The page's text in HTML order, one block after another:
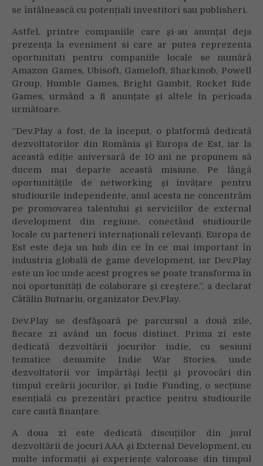
se întâlnească cu potențiali investitori sau publisheri.
Astfel, printre companiile care și-au anunțat deja
prezența la eveniment si care ar putea reprezenta
oportunitati pentru companiile locale se numără
Amazon Games, Ubisoft, Gameloft, Sharkmob, Powell
Group, Humble Games, Bright Gambit, Rocket Ride
Games, urmând a fi anunțate și altele în perioada
următoare.
“Dev.Play a fost, de la început, o platformă dedicată
dezvoltatorilor din România și Europa de Est, iar la
această ediție aniversară de 10 ani ne propunem să
ducem mai departe această misiune. Pe lângă
oportunitățile de networking și învățare pentru
studiourile independente, anul acesta ne concentrăm
pe promovarea talentului și serviciilor de external
development din regiune, conectând studiourile
locale cu parteneri internaționali relevanți. Europa de
Est este deja un hub din ce în ce mai important în
industria globală de game development, iar Dev.Play
este un loc unde acest progres se poate transforma în
noi oportunități de colaborare și creștere.”, a declarat
Cătălin Butnariu, organizator Dev.Play.
Dev.Play se desfășoară pe parcursul a două zile,
fiecare zi având un focus distinct. Prima zi este
dedicată dezvoltării jocurilor indie, cu sesiuni
tematice denumite Indie War Stories, unde
dezvoltatorii vor împărtăși lecții și provocări din
timpul creării jocurilor, și Indie Funding, o secțiune
esențială cu prezentări practice pentru studiourile
care caută finanțare.
A doua zi este dedicată discuțiilor din jurul
dezvoltării de jocuri AAA și External Development, cu
multe informații și experiențe valoroase din timpul